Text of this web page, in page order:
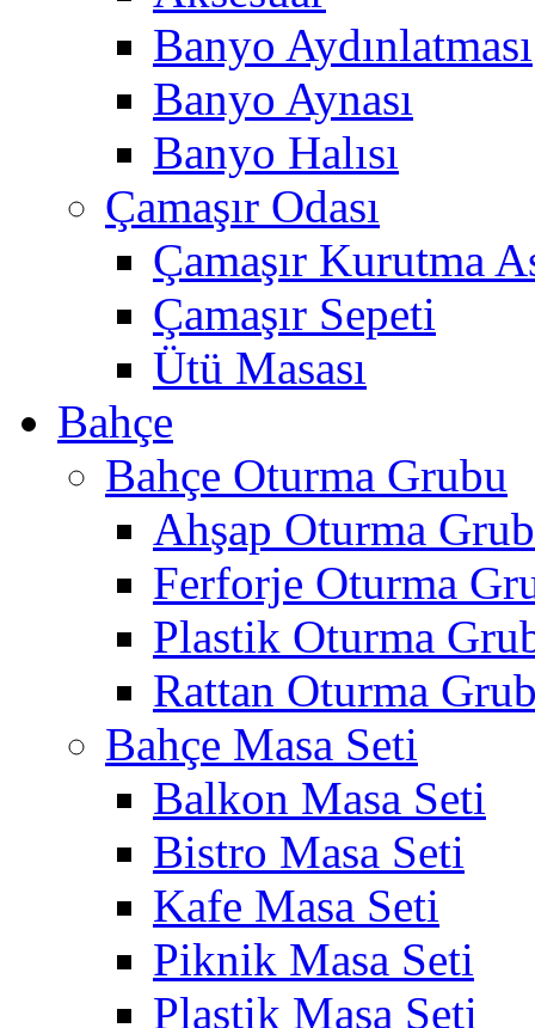
Banyo Aydınlatması
Banyo Aynası
Banyo Halısı
Çamaşır Odası
Çamaşır Kurutma
Çamaşır Sepeti
Ütü Masası
Bahçe
Bahçe Oturma Grubu
Ahşap Oturma
Ferforje Oturma
Plastik Oturma
Rattan Oturma
Bahçe Masa Seti
Balkon Masa Seti
Bistro Masa Seti
Kafe Masa Seti
Piknik Masa Seti
Plastik Masa Seti